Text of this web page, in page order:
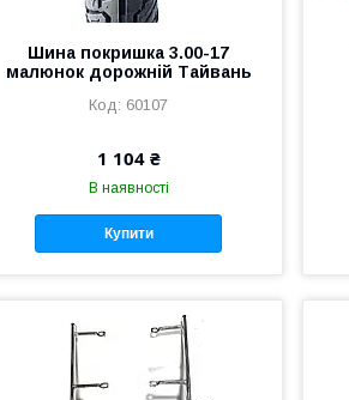
Шина покришка 3.00-17
малюнок дорожній Тайвань
60107
1 104 ₴
В наявності
Купити